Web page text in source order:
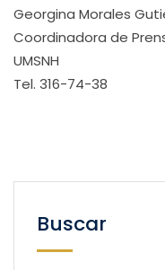
Georgina Morales
Coordinadora de
UMSNH
Tel. 316-74-38
Buscar